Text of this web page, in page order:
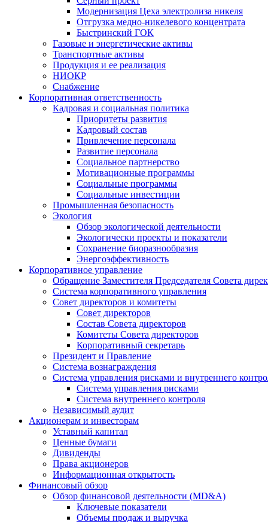
Модернизация Цеха электролиза никеля
Отгрузка медно-никелевого концентрата
Быстринский ГОК
Газовые и энергетические активы
Транспортные активы
Продукция и ее реализация
НИОКР
Снабжение
Корпоративная ответственность
Кадровая и социальная политика
Приоритеты развития
Кадровый состав
Привлечение персонала
Развитие персонала
Социальное партнерство
Мотивационные программы
Социальные программы
Социальные инвестиции
Промышленная безопасность
Экология
Обзор экологической деятельности
Экологически проекты и показатели
Сохранение биоразнообразия
Энергоэффективность
Корпоративное управление
Обращение Заместителя Председателя Совета
Система корпоративного управления
Совет директоров и комитеты
Совет директоров
Состав Совета директоров
Комитеты Совета директоров
Корпоративный секретарь
Президент и Правление
Система вознаграждения
Система управления рисками и внутреннего
Система управления рисками
Система внутреннего контроля
Независимый аудит
Акционерам и инвесторам
Уставный капитал
Ценные бумаги
Дивиденды
Права акционеров
Информационная открытость
Финансовый обзор
Обзор финансовой деятельности (MD&A)
Ключевые показатели
Объемы продаж и выручка